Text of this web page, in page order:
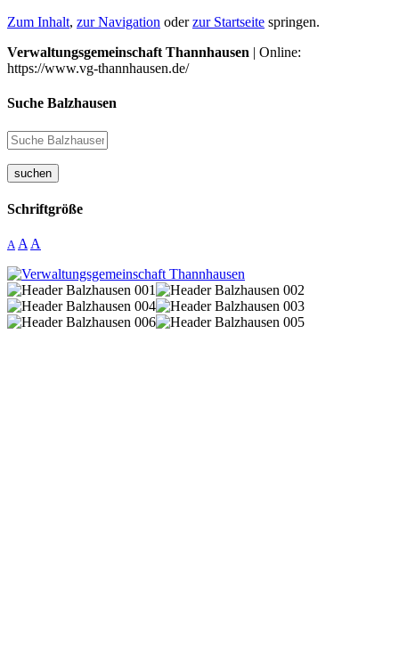
Zum Inhalt, zur Navigation oderzur Startseite springen.
Verwaltungsgemeinschaft Thannhausen | Online:
https://www.vg-thannhausen.de/
Suche Balzhausen
suchen
Schriftgröße
A A A